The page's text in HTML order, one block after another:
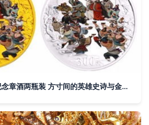
水浒108将纯银纪念章酒两瓶装 方寸间的英雄史诗与金银匠艺